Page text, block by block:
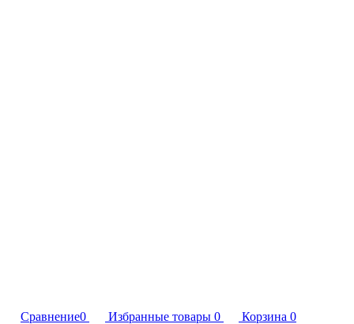
Сравнение0 Избранные товары 0 Корзина 0